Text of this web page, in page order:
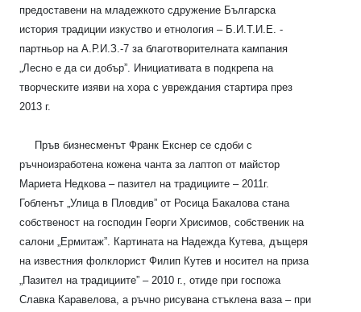
предоставени на младежкото сдружение Българска
история традиции изкуство и етнология – Б.И.Т.И.Е. -
партньор на А.Р.И.З.-7 за благотворителната кампания
„Лесно е да си добър”. Инициативата в подкрепа на
творческите изяви на хора с увреждания стартира през
2013 г.
Пръв бизнесменът Франк Екснер се сдоби с
ръчноизработена кожена чанта за лаптоп от майстор
Мариета Недкова – пазител на традициите – 2011г.
Гобленът „Улица в Пловдив” от Росица Бакалова стана
собственост на господин Георги Хрисимов, собственик на
салони „Ермитаж”. Картината на Надежда Кутева, дъщеря
на известния фолклорист Филип Кутев и носител на приза
„Пазител на традициите” – 2010 г., отиде при госпожа
Славка Каравелова, а ръчно рисувана стъклена ваза – при